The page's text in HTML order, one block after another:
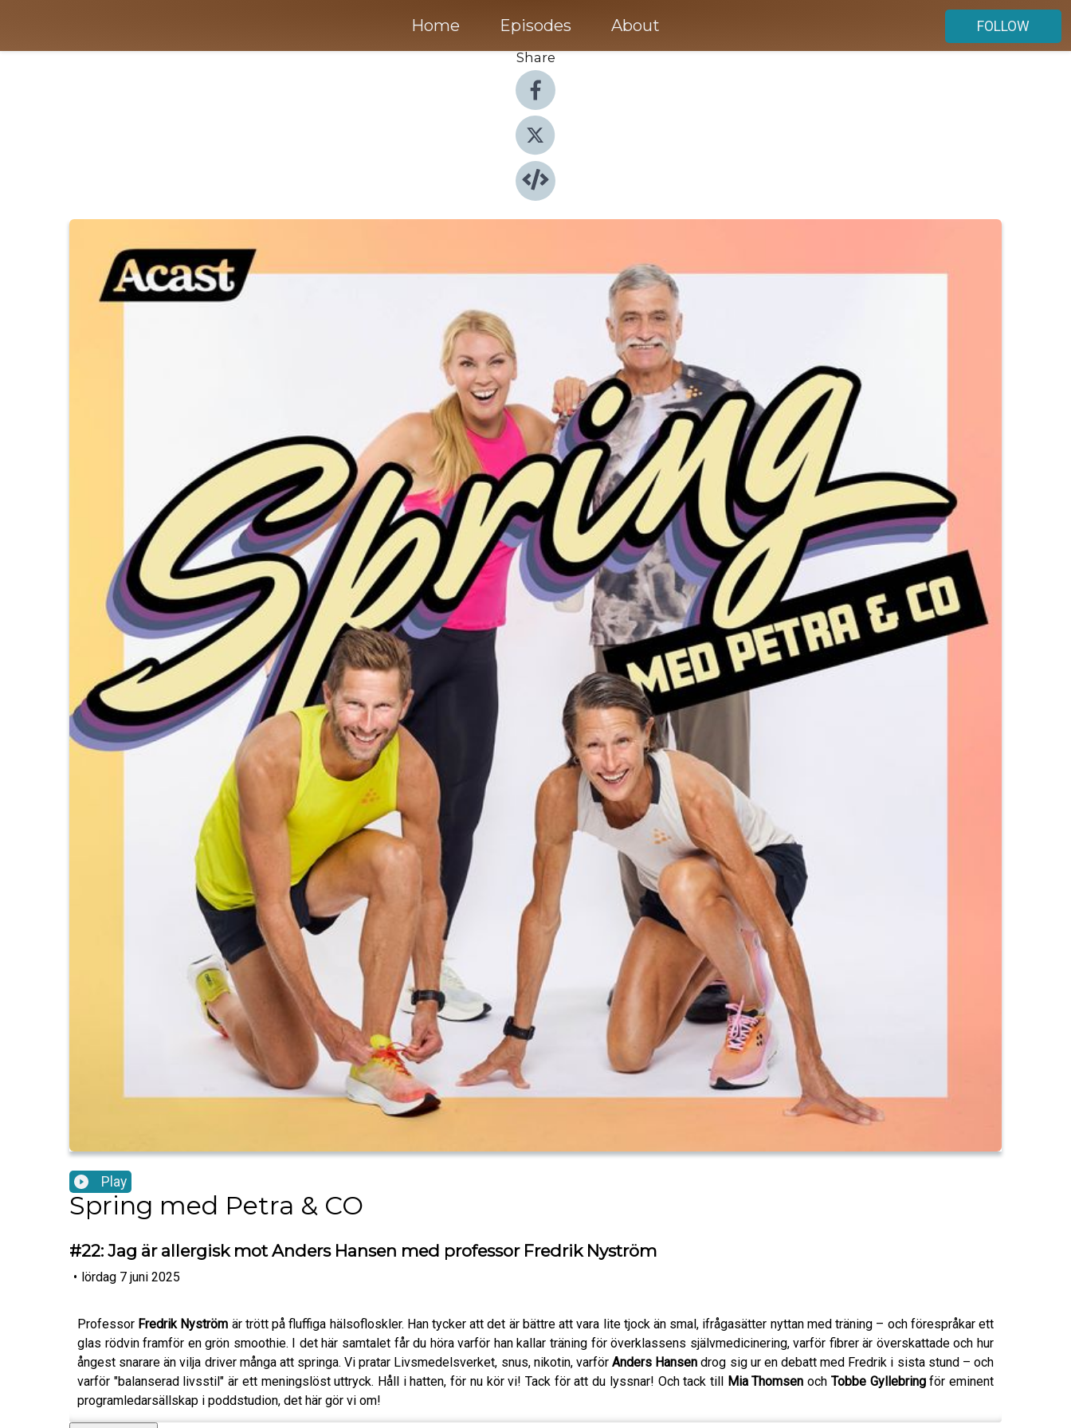
Home Episodes About
FOLLOW
Share
Play
Spring med Petra & CO
#22: Jag är allergisk mot Anders Hansen med professor Fredrik Nyström
• lördag 7 juni 2025
Professor Fredrik Nyström är trött på fluffiga hälsofloskler. Han tycker att det är bättre att vara lite tjock än smal, ifrågasätter nyttan med träning – och förespråkar ett
glas rödvin framför en grön smoothie. I det här samtalet får du höra varför han kallar träning för överklassens självmedicinering, varför fibrer är överskattade och hur
ångest snarare än vilja driver många att springa. Vi pratar Livsmedelsverket, snus, nikotin, varförAnders Hansendrog sig ur en debatt med Fredrik i sista stund – och
varför "balanserad livsstil" är ett meningslöst uttryck. Håll i hatten, för nu kör vi! Tack för att du lyssnar! Och tack till Mia Thomsen och Tobbe Gyllebringför eminent
programledarsällskap i poddstudion, det här gör vi om!